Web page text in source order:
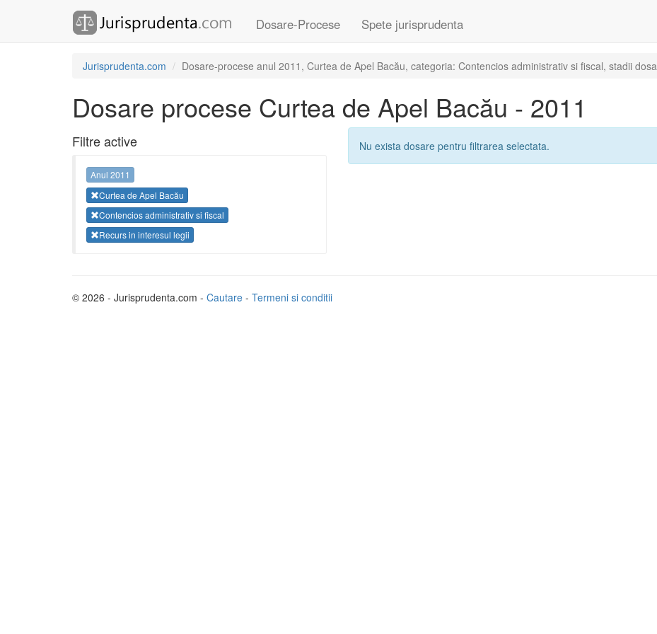
Dosare-Procese Spete jurisprudenta
Jurisprudenta.com Dosare-procese anul 2011, Curtea de Apel Bacău, categoria: Contencios administrativ si fiscal, stadii
Dosare procese Curtea de Apel Bacău - 2011
Filtre active
Anul 2011
Curtea de Apel Bacău
Contencios administrativ si fiscal
Recurs in interesul legii
Nu exista dosare pentru filtrarea selectata.
© 2026 - Jurisprudenta.com - Cautare - Termeni si conditii